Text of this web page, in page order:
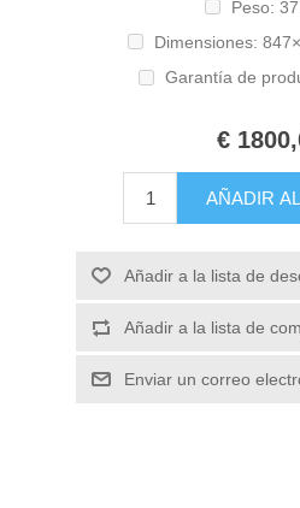
Peso: 37
Dimensiones:
Garantía de
€